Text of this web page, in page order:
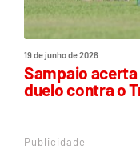
19 de junho de 2026
Sampaio
duelo contra o
Publicidade